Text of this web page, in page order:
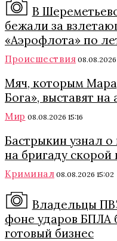
В
бежали за
«Аэрофлота» по
Происшествия 08.08.2026
Мяч, которым
Бога», выставят на
Мир 08.08.2026 15:16
Бастрыкин узнал
на бригаду
Криминал 08.08.2026 15:02
Владельцы
фоне ударов БПЛА
готовый бизнес